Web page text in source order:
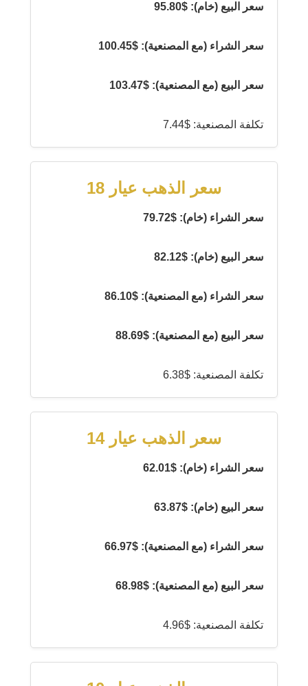
سعر البيع (خام): $95.80
سعر الشراء (مع المصنعية): $100.45
سعر البيع (مع المصنعية): $103.47
تكلفة المصنعية: $7.44
سعر الذهب عيار 18
سعر الشراء (خام): $79.72
سعر البيع (خام): $82.12
سعر الشراء (مع المصنعية): $86.10
سعر البيع (مع المصنعية): $88.69
تكلفة المصنعية: $6.38
سعر الذهب عيار 14
سعر الشراء (خام): $62.01
سعر البيع (خام): $63.87
سعر الشراء (مع المصنعية): $66.97
سعر البيع (مع المصنعية): $68.98
تكلفة المصنعية: $4.96